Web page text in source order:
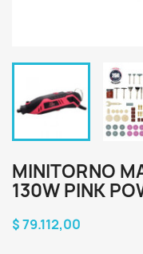
MINITORNO
130W PINK
$ 79.112,00